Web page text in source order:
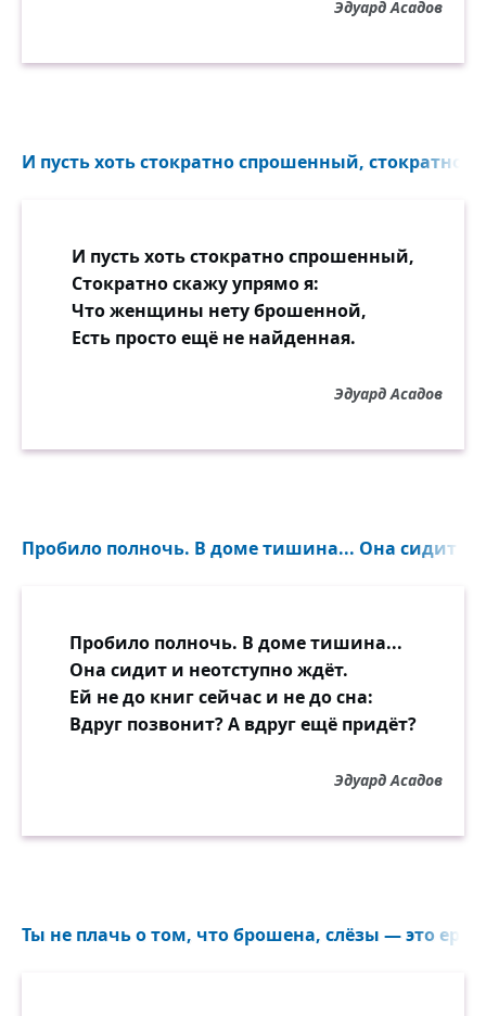
Что делать? Превратна порою судьба!
Но верить ты можешь. Такое — возможно!
Ворвётся и скажет, словами глухими,
Весёлые губы сомкнулись навек...
Утрата, её не понять, не измерить!
Нелепо! И всё-таки можешь поверить:
Бессмертны лишь скалы, а я — человек!
Но если услышишь, что вешней порой
погоне
Пусть слёзы не брызнут, не дрогнут
Не верь! Вот такого не может случиться!
Ты слышишь? Такому не быть никогда!
Эдуард Асадов
И пусть хоть стократно спрошенный, стократно
И пусть хоть стократно спрошенный,
Стократно скажу упрямо я:
Что женщины нету брошенной,
Есть просто ещё не найденная.
Эдуард Асадов
Пробило полночь. В доме тишина... Она сидит и
Пробило полночь. В доме тишина...
Она сидит и неотступно ждёт.
Ей не до книг сейчас и не до сна:
Вдруг позвонит? А вдруг ещё придёт?
Эдуард Асадов
Ты не плачь о том, что брошена, слёзы — это